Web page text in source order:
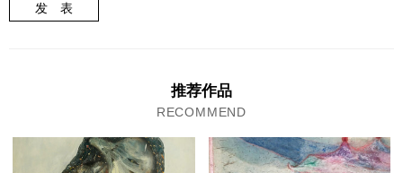
发 表
推荐作品
RECOMMEND